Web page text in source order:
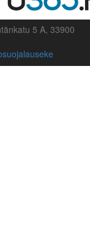
5 A, 33900